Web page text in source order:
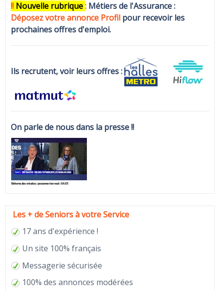
!! Nouvelle rubrique: Métiers de l'Assurance :
Déposez votre annonce Profil pour recevoir les
prochaines offres d'emploi.
Ils recrutent, voir leurs offres :
On parle de nous dans la presse !!
Les + de Seniors à votre Service
17 ans d'expérience !
Un site 100% français
Messagerie sécurisée
100% des annonces modérées